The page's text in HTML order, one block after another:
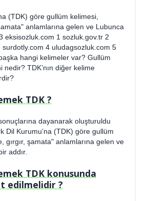
(TDK) göre gullüm kelimesi,
anlamlarına gelen ve Lubunca
eksisozluk.com 1 sozluk.gov.tr 2
surdotly.com 4 uludagsozluk.com 5
hangi kelimeler var? Gullüm
nedir? TDK’nın diğer kelime
TDK ?
dayanarak oluşturuldu
Dil Kurumu’na (TDK) göre gullüm
gırgır, şamata" anlamlarına gelen ve
addır.
TDK konusunda
edilmelidir ?